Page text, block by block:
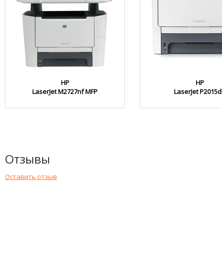
HP
LaserJet M2727nf MFP
HP
LaserJet
Отзывы
Оставить отзыв